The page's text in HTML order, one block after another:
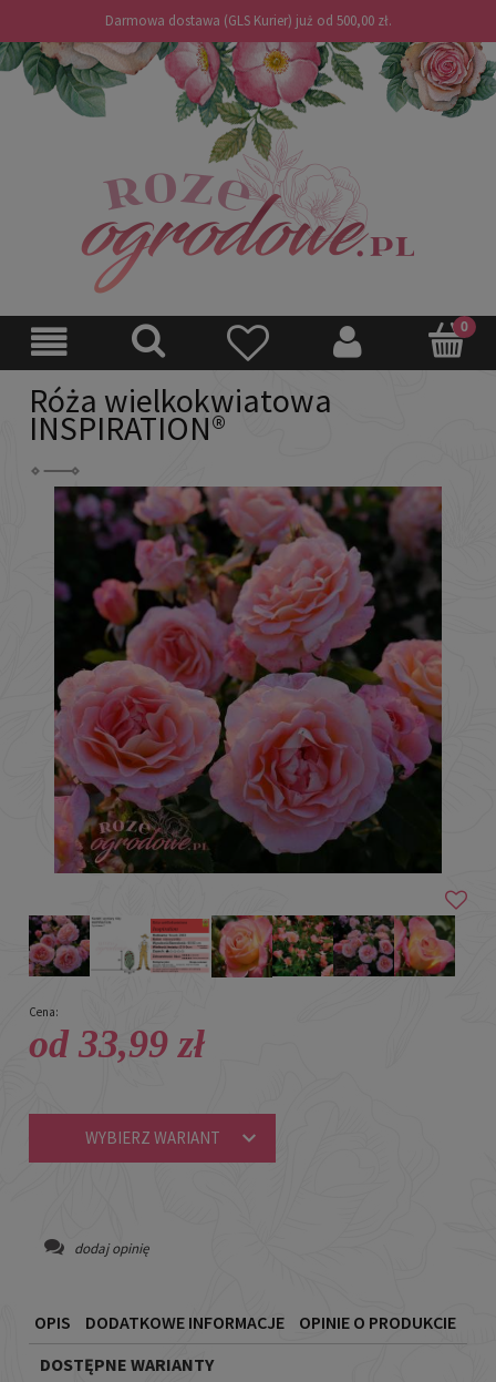
Darmowa dostawa (GLS Kurier) już od 500,00 zł.
Róża wielkokwiatowa
INSPIRATION®
Cena:
od 33,99 zł
WYBIERZ WARIANT
dodaj opinię
OPIS DODATKOWE INFORMACJE OPINIE O PRODUKCIE
DOSTĘPNE WARIANTY